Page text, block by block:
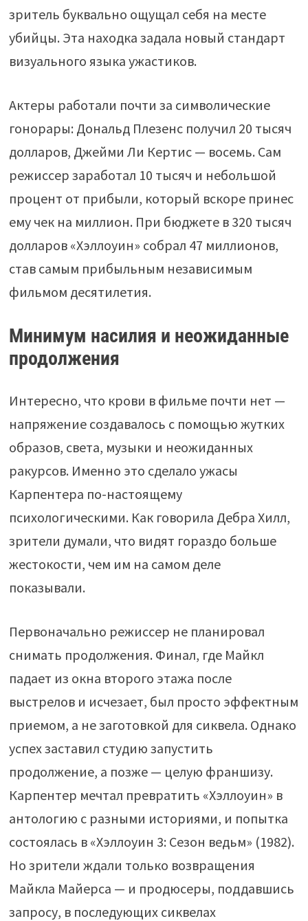
зритель буквально ощущал себя на месте
убийцы. Эта находка задала новый стандарт
визуального языка ужастиков.
Актеры работали почти за символические
гонорары: Дональд Плезенс получил 20 тысяч
долларов, Джейми Ли Кертис — восемь. Сам
режиссер заработал 10 тысяч и небольшой
процент от прибыли, который вскоре принес
ему чек на миллион. При бюджете в 320 тысяч
долларов «Хэллоуин» собрал 47 миллионов,
став самым прибыльным независимым
фильмом десятилетия.
Минимум насилия и неожиданные
продолжения
Интересно, что крови в фильме почти нет —
напряжение создавалось с помощью жутких
образов, света, музыки и неожиданных
ракурсов. Именно это сделало ужасы
Карпентера по-настоящему
психологическими. Как говорила Дебра Хилл,
зрители думали, что видят гораздо больше
жестокости, чем им на самом деле
показывали.
Первоначально режиссер не планировал
снимать продолжения. Финал, где Майкл
падает из окна второго этажа после
выстрелов и исчезает, был просто эффектным
приемом, а не заготовкой для сиквела. Однако
успех заставил студию запустить
продолжение, а позже — целую франшизу.
Карпентер мечтал превратить «Хэллоуин» в
антологию с разными историями, и попытка
состоялась в «Хэллоуин 3: Сезон ведьм» (1982).
Но зрители ждали только возвращения
Майкла Майерса — и продюсеры, поддавшись
запросу, в последующих сиквелах